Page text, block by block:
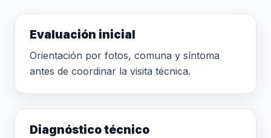
Evaluación inicial
Orientación por fotos, comuna y síntoma
antes de coordinar la visita técnica.
Diagnóstico técnico